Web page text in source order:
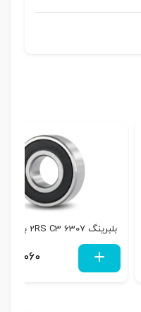
بلبرینگ 6307 2RS C3 برند SKF
588,060